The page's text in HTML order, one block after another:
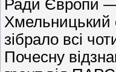
Ради Європи —
Хмельницький
зібрало всі
Почесну